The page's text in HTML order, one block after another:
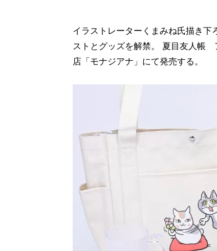
イラストレーターくまみね氏描き下
ストとグッズを解禁。 夏目友人帳
店「モナジアナ」にて発売する。